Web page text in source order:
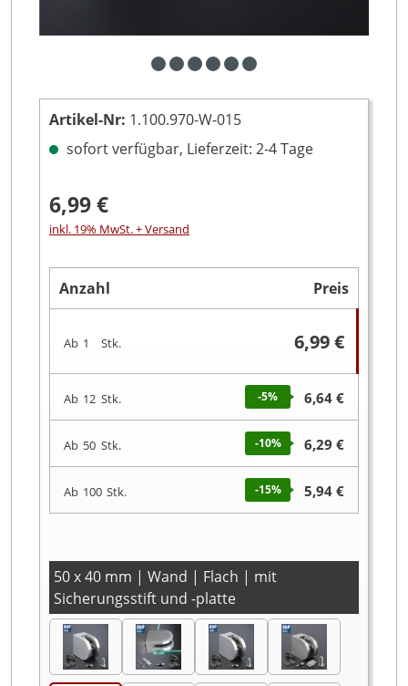
Artikel-Nr: 1.100.970-W-015
sofort verfügbar, Lieferzeit: 2-4 Tage
6,99 €
inkl. 19% MwSt. + Versand
Anzahl Preis
Ab 1 Stk. 6,99 €
Ab 12 Stk. -5% 6,64 €
Ab 50 Stk. -10% 6,29 €
Ab 100 Stk. -15% 5,94 €
50 x 40 mm | Wand | Flach | mit
Sicherungsstift und -platte